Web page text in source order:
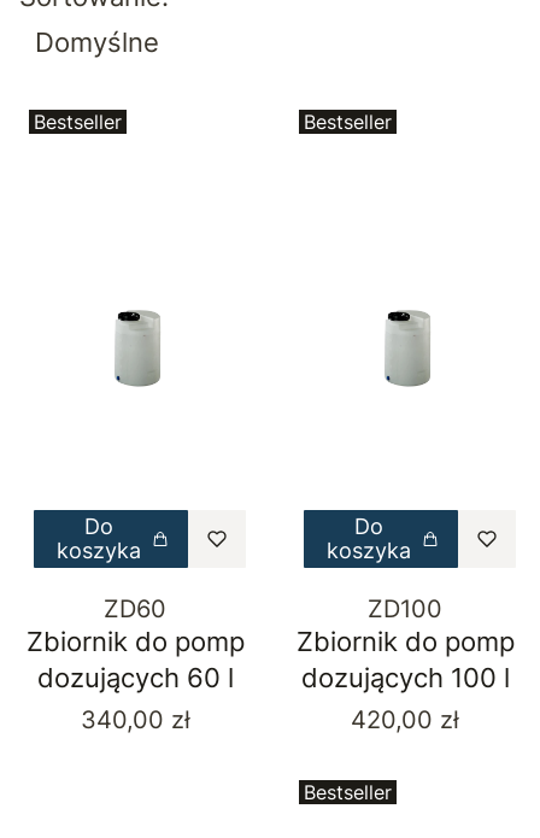
Domyślne
Bestseller
Do
koszyka
ZD60
Zbiornik do pomp
dozujących 60 l
Cena
340,00 zł
Bestseller
Do
koszyka
ZD100
Zbiornik do pomp
dozujących 100 l
Cena
420,00 zł
Bestseller